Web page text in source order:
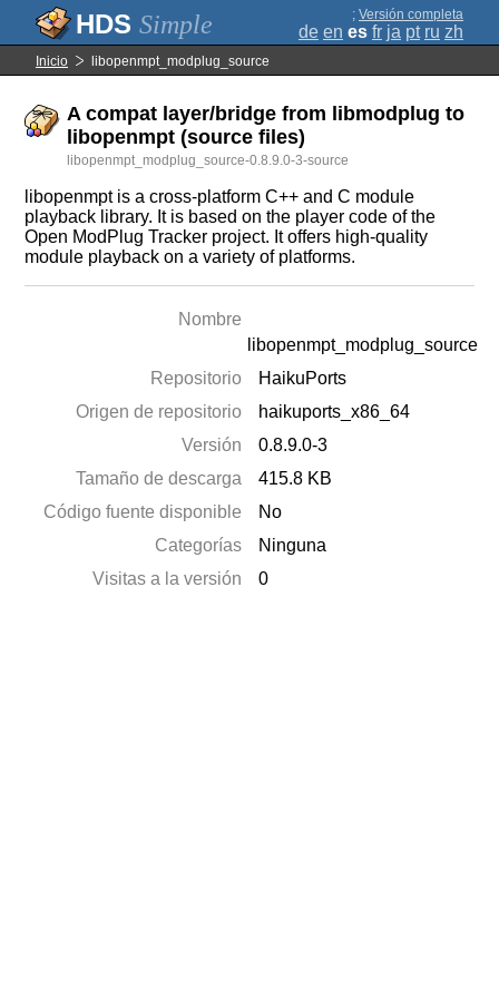
Simple ; Versión completa
de en es fr ja pt ru zh
Inicio libopenmpt_modplug_source
A compat layer/bridge from libmodplug to
libopenmpt (source files)
libopenmpt_modplug_source-0.8.9.0-3-source
libopenmpt is a cross-platform C++ and C module
playback library. It is based on the player code of the
Open ModPlug Tracker project. It offers high-quality
module playback on a variety of platforms.
Nombre
libopenmpt_modplug_source
Repositorio
HaikuPorts
Origen de repositorio
haikuports_x86_64
Versión
0.8.9.0-3
Tamaño de descarga
415.8 KB
Código fuente disponible
No
Categorías
Ninguna
Visitas a la versión
0